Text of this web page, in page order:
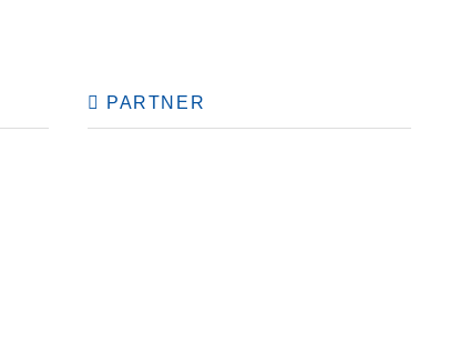
PARTNER